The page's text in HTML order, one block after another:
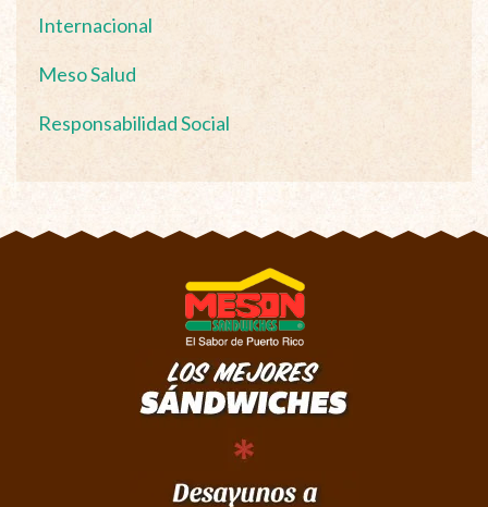
Internacional
Meso Salud
Responsabilidad Social